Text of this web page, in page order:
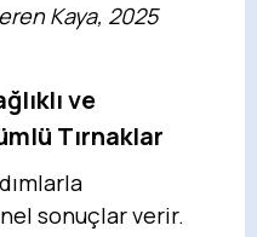
Kaya, 2025
ve
Tırnaklar
sonuçlar verir.